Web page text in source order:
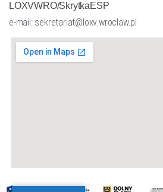
LOXVWRO/SkrytkaESP
e-mail: sekretariat@loxv.wroclaw.pl